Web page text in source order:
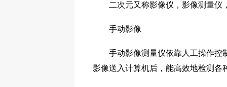
二次元又称影像仪，影像测量仪
手动影像
手动影像测量仪依靠人工操作控制
影像送入计算机后，能高效地检测各